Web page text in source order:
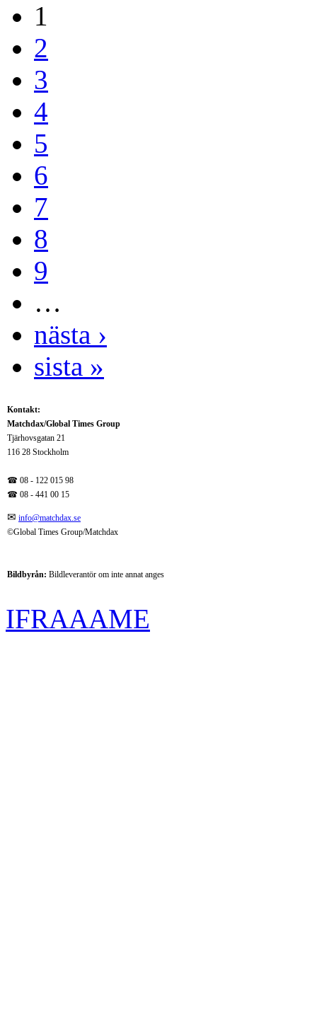
1
2
3
4
5
6
7
8
9
…
nästa ›
sista »
Kontakt:
Matchdax/Global Times Group
Tjärhovsgatan 21
116 28 Stockholm
☎ 08 - 122 015 98
☎ 08 - 441 00 15
✉ info@matchdax.se
©Global Times Group/Matchdax
Bildbyrån: Bildleverantör om inte annat anges
IFRAAAME